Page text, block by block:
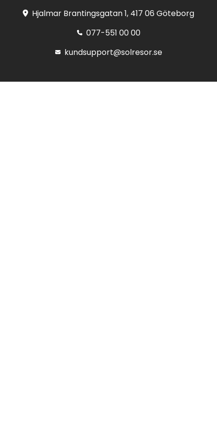
Hjalmar Brantingsgatan 1, 417 06 Göteborg
077-551 00 00
kundsupport@solresor.se